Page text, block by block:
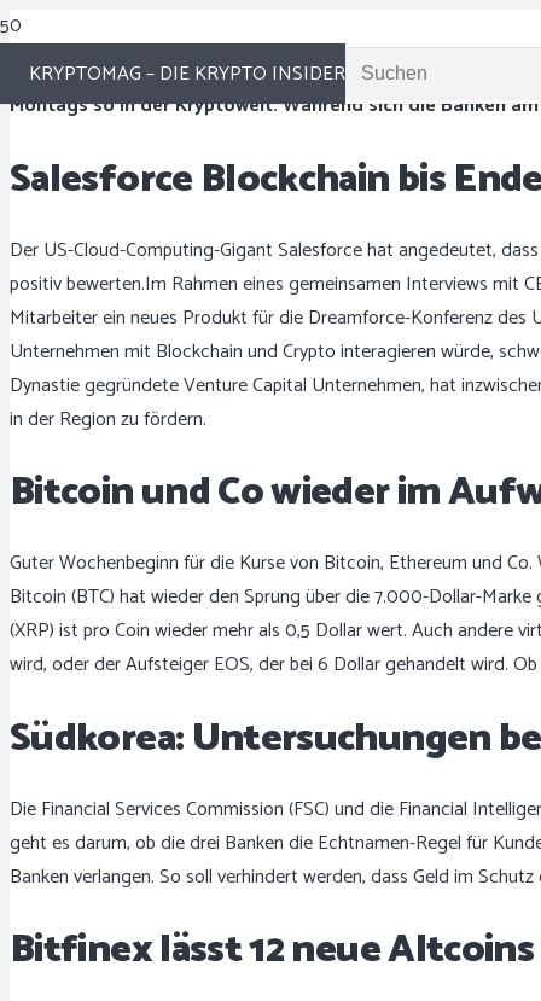
KRYPTOMAG – DIE KRYPTO INSIDER
Montags so in der Kryptowelt. Während sich die Banken
Salesforce Blockchain bis
Der US-Cloud-Computing-Gigant Salesforce hat angedeutet,
positiv bewerten.Im Rahmen eines gemeinsamen Interviews mit
Mitarbeiter ein neues Produkt für die Dreamforce-Konferenz des
Unternehmen mit Blockchain und Crypto interagieren würde,
Dynastie gegründete Venture Capital Unternehmen, hat
in der Region zu fördern.
Bitcoin und Co wieder im
Guter Wochenbeginn für die Kurse von Bitcoin, Ethereum und
Bitcoin (BTC) hat wieder den Sprung über die 7.000-Dollar-
(XRP) ist pro Coin wieder mehr als 0,5 Dollar wert. Auch andere
wird, oder der Aufsteiger EOS, der bei 6 Dollar gehandelt wird.
Südkorea: Untersuchungen
Die Financial Services Commission (FSC) und die Financial
geht es darum, ob die drei Banken die Echtnamen-Regel für
Banken verlangen. So soll verhindert werden, dass Geld im
Bitfinex lässt 12 neue